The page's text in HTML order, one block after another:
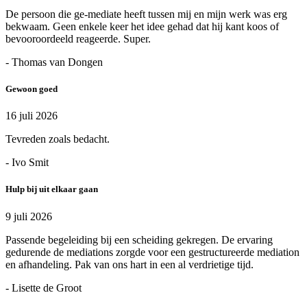
De persoon die ge-mediate heeft tussen mij en mijn werk was erg
bekwaam. Geen enkele keer het idee gehad dat hij kant koos of
bevooroordeeld reageerde. Super.
- Thomas van Dongen
Gewoon goed
16 juli 2026
Tevreden zoals bedacht.
- Ivo Smit
Hulp bij uit elkaar gaan
9 juli 2026
Passende begeleiding bij een scheiding gekregen. De ervaring
gedurende de mediations zorgde voor een gestructureerde mediation
en afhandeling. Pak van ons hart in een al verdrietige tijd.
- Lisette de Groot